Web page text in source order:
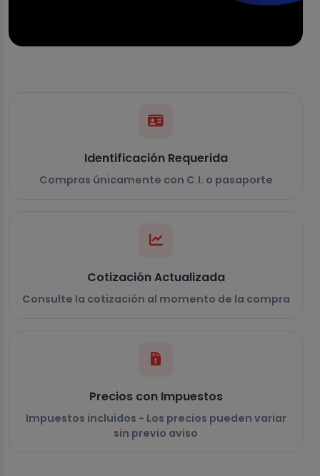
Identificación Requerida
Compras únicamente con C.I. o pasaporte
Cotización Actualizada
Consulte la cotización al momento de la compra
Precios con Impuestos
Impuestos incluidos - Los precios pueden variar
sin previo aviso